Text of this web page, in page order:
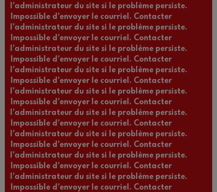
l'administrateur du site si le problème persiste.
Impossible d'envoyer le courriel. Contacter
l'administrateur du site si le problème persiste.
Impossible d'envoyer le courriel. Contacter
l'administrateur du site si le problème persiste.
Impossible d'envoyer le courriel. Contacter
l'administrateur du site si le problème persiste.
Impossible d'envoyer le courriel. Contacter
l'administrateur du site si le problème persiste.
Impossible d'envoyer le courriel. Contacter
l'administrateur du site si le problème persiste.
Impossible d'envoyer le courriel. Contacter
l'administrateur du site si le problème persiste.
Impossible d'envoyer le courriel. Contacter
l'administrateur du site si le problème persiste.
Impossible d'envoyer le courriel. Contacter
l'administrateur du site si le problème persiste.
Impossible d'envoyer le courriel. Contacter